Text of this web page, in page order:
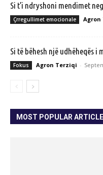
Si t’i ndryshoni mendimet
Çrregullimet emocionale Agron
Si të bëhesh një udhëheqës i
Fokus Agron Terziqi -
MOST POPULAR